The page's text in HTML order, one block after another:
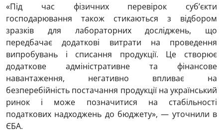
«Під час фізичних перевірок суб’єкти
господарювання також стикаються з відбором
зразків для лабораторних досліджень, що
передбачає додаткові витрати на проведення
випробувань і списання продукції. Це створює
додаткове адміністративне та фінансове
навантаження, негативно впливає на
безперебійність постачання продукції на український
ринок і може позначитися на стабільності
податкових надходжень до бюджету», — уточнили в
ЄБА.